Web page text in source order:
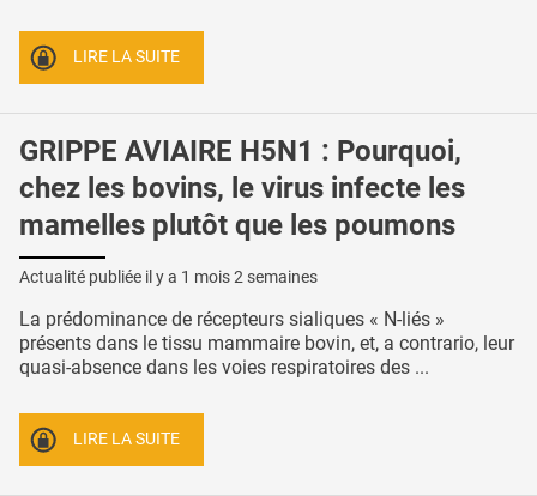
LIRE LA SUITE
GRIPPE AVIAIRE H5N1 : Pourquoi,
chez les bovins, le virus infecte les
mamelles plutôt que les poumons
Actualité publiée il y a 1 mois 2 semaines
La prédominance de récepteurs sialiques « N-liés »
présents dans le tissu mammaire bovin, et, a contrario, leur
quasi-absence dans les voies respiratoires des ...
LIRE LA SUITE